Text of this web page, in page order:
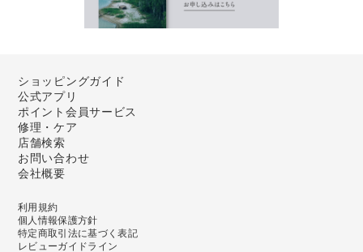
ショッピングガイド
公式アプリ
ポイント会員サービス
修理・ケア
店舗検索
お問い合わせ
会社概要
利用規約
個人情報保護方針
特定商取引法に基づく表記
レビューガイドライン